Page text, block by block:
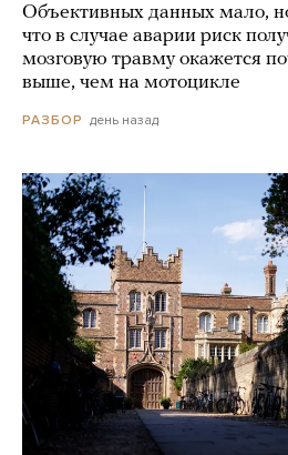
Объективных данных мало,
что в случае аварии риск
мозговую травму окажется
выше, чем на мотоцикле
РАЗБОР день назад